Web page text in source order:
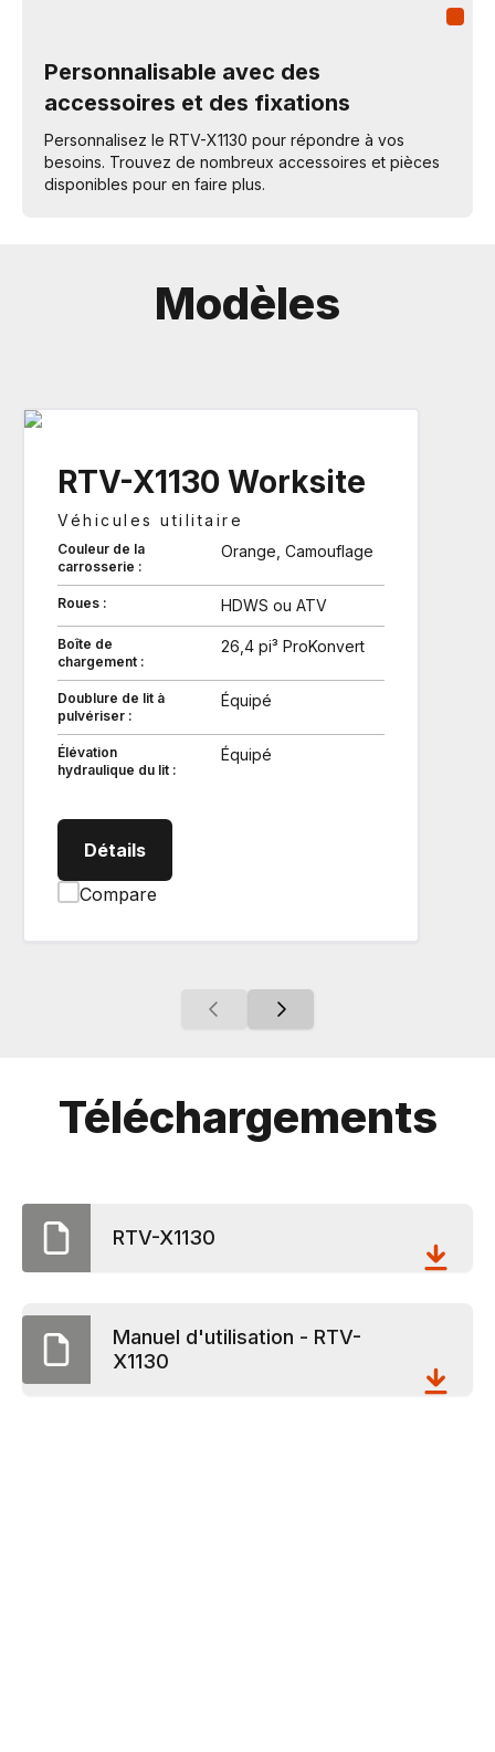
Personnalisable avec des
accessoires et des fixations
Personnalisez le RTV-X1130 pour répondre à vos
besoins. Trouvez de nombreux accessoires et pièces
disponibles pour en faire plus.
Modèles
RTV-X1130 Worksite
Véhicules utilitaire
Couleur de la
carrosserie :
Orange, Camouflage
Roues : HDWS ou ATV
Boîte de
chargement :
26,4 pi³ ProKonvert
Doublure de lit à
pulvériser :
Équipé
Élévation
hydraulique du lit :
Équipé
DétailsRTV-X1130-Worksite Véhicules utilitaire
Compare
Téléchargements
RTV-X1130
Manuel d'utilisation - RTV-
X1130